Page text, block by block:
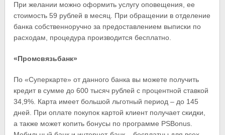
При желании можно оформить услугу оповещения, ее
стоимость 59 рублей в месяц. При обращении в отделение
банка собственноручно за предоставлением выписки по
расходам, процедура производится бесплатно.
«Промсвязьбанк»
По «Суперкарте» от данного банка вы можете получить
кредит в сумме до 600 тысяч рублей с процентной ставкой
34,9%. Карта имеет большой льготный период – до 145
дней. При оплате покупок картой клиент получает скидки,
а также может копить бонусы по программе PSBonus.